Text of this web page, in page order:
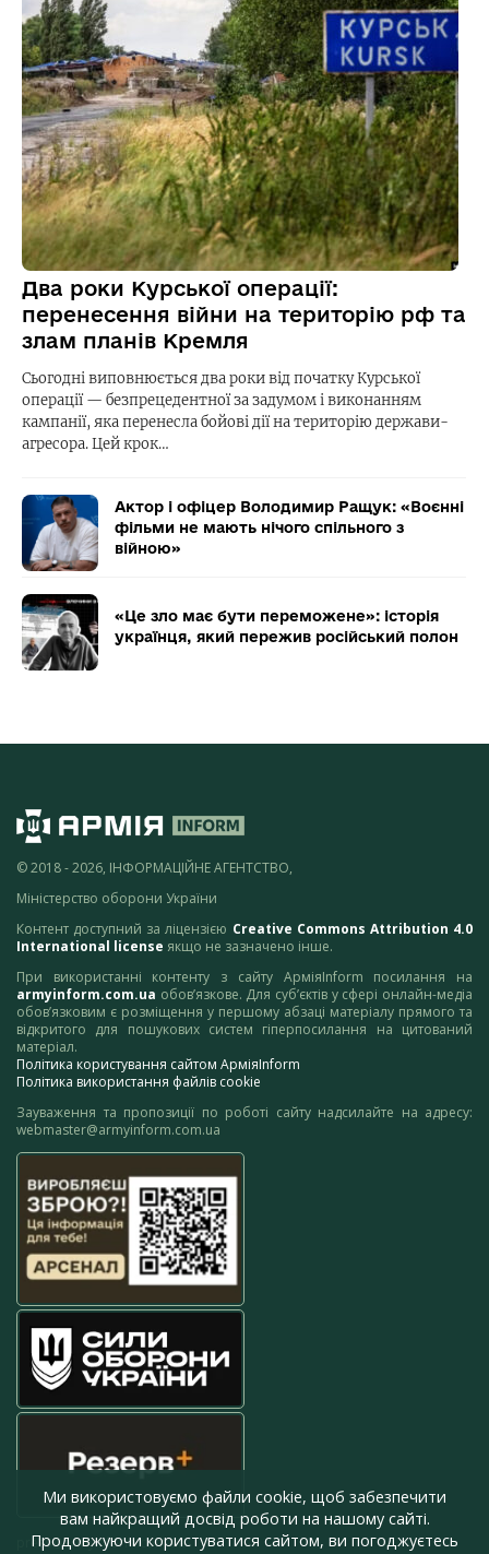
Два роки Курської операції:
перенесення війни на територію рф та
злам планів Кремля
Сьогодні виповнюється два роки від початку Курської
операції — безпрецедентної за задумом і виконанням
кампанії, яка перенесла бойові дії на територію держави-
агресора. Цей крок…
Актор і офіцер Володимир Ращук: «Воєнні
фільми не мають нічого спільного з
війною»
«Це зло має бути переможене»: історія
українця, який пережив російський полон
© 2018 - 2026, ІНФОРМАЦІЙНЕ АГЕНТСТВО,
Міністерство оборони України
Контент доступний за ліцензією Creative Commons Attribution 4.0
International license якщо не зазначено інше.
При використанні контенту з сайту АрміяInform посилання на
armyinform.com.ua обов’язкове. Для суб’єктів у сфері онлайн-медіа
обов’язковим є розміщення у першому абзаці матеріалу прямого та
відкритого для пошукових систем гіперпосилання на цитований
матеріал.
Політика користування сайтом АрміяInform
Політика використання файлів cookie
Зауваження та пропозиції по роботі сайту надсилайте на адресу:
webmaster@armyinform.com.ua
press@armyinform.com.ua
Ми використовуємо файли cookie, щоб забезпечити
вам найкращий досвід роботи на нашому сайті.
Продовжуючи користуватися сайтом, ви погоджуєтесь